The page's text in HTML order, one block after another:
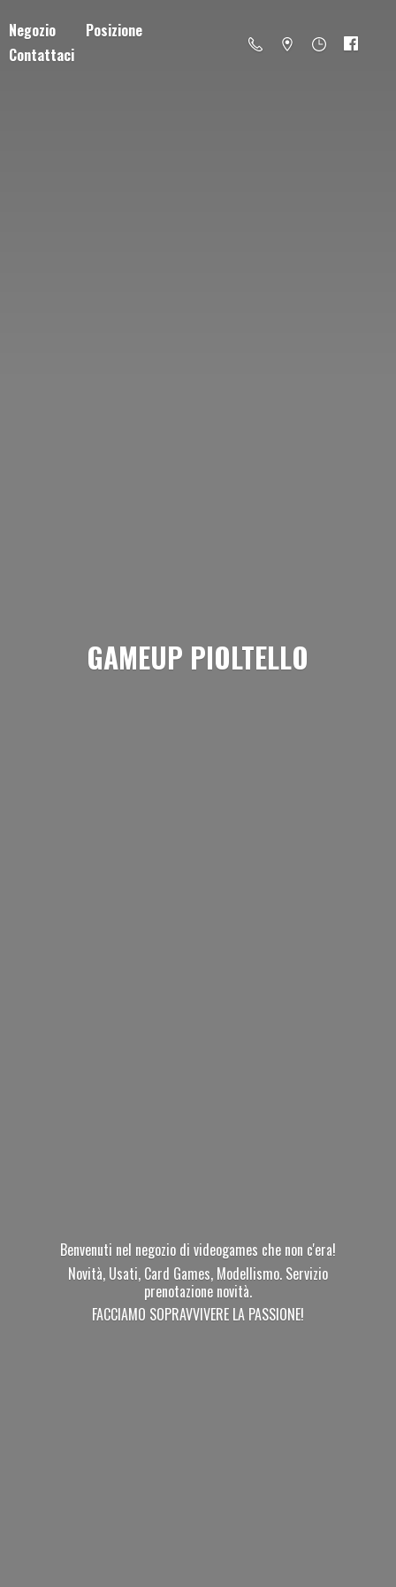
Negozio
Posizione
Contattaci
GAMEUP PIOLTELLO
Benvenuti nel negozio di videogames che non c'era!
Novità, Usati, Card Games, Modellismo. Servizio
prenotazione novità.
FACCIAMO SOPRAVVIVERE LA PASSIONE!